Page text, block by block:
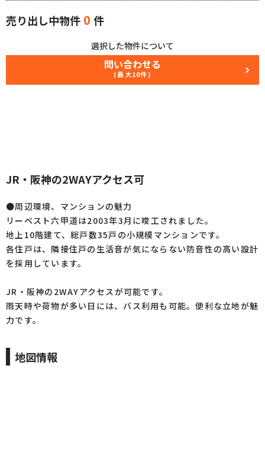
売り出し中物件 0 件
選択した物件について
問い合わせる
(最大10件)
JR・阪神の2WAYアクセス可
●周辺環境、マンションの魅力
リーベスト六甲道は2003年3月に竣工されました。
地上10階建て、総戸数35戸の小規模マンションです。
各住戸は、隣接住戸の生活音が気にならない防音性の高い設計
を採用しています。
JR・阪神の2WAYアクセスが可能です。
雨天時や荷物が多い日には、バス利用も可能。便利な立地が魅
力です。
地図情報